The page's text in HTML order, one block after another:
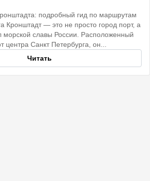
подробный гид по маршрутам
Кронштадт — это не просто город порт, а
морской славы России. Расположенный
центра Санкт Петербурга, он...
Читать